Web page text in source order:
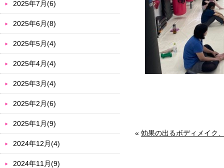
« 効果の出るボディメイク
2025年7月(6)
2025年6月(8)
2025年5月(4)
2025年4月(4)
2025年3月(4)
2025年2月(6)
2025年1月(9)
2024年12月(4)
2024年11月(9)